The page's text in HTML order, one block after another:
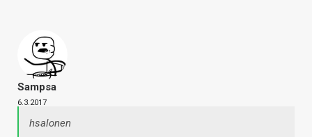
Sampsa
6.3.2017
hsalonen